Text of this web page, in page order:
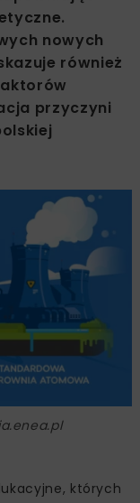
nowych
również
przyczyni
których